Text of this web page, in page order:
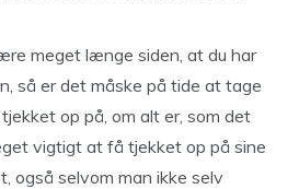
meget længe siden, at du har
så er det måske på tide at tage
op på, om alt er, som det
vigtigt at få tjekket op på sine
også selvom man ikke selv